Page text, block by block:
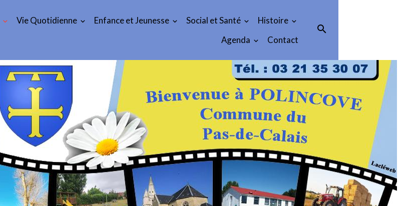
Vie Quotidienne Enfance et Jeunesse Social et Santé
Histoire
Agenda
Contact